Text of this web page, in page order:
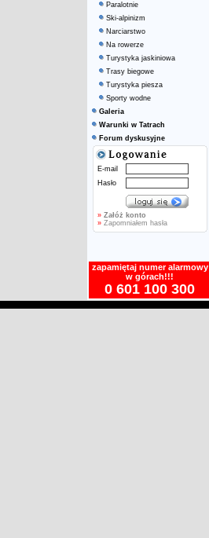
Paralotnie
Ski-alpinizm
Narciarstwo
Na rowerze
Turystyka jaskiniowa
Trasy biegowe
Turystyka piesza
Sporty wodne
Galeria
Warunki w Tatrach
Forum dyskusyjne
E-mail
Hasło
» Załóż konto
»Zapomniałem hasła
zapamiętaj numer alarmowy
w górach!!!
0 601 100 300